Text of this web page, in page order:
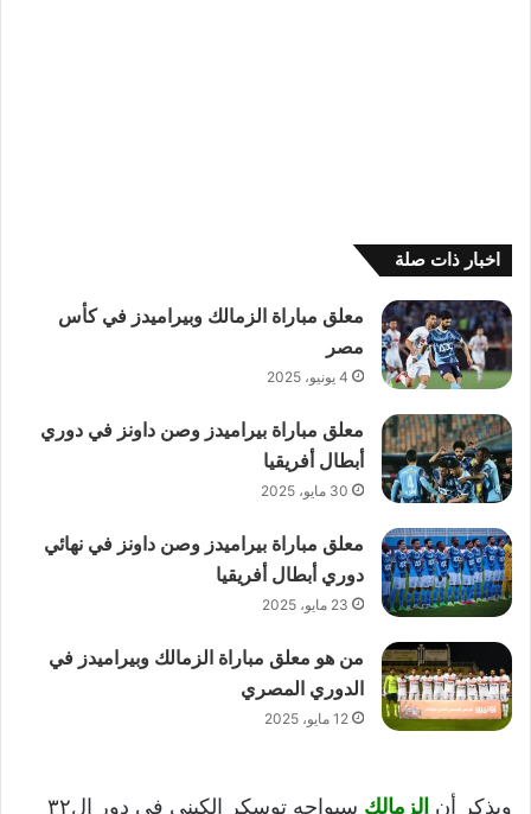
اخبار ذات صلة
معلق مباراة الزمالك وبيراميدز في كأس
مصر
4 يونيو، 2025
معلق مباراة بيراميدز وصن داونز في دوري
أبطال أفريقيا
30 مايو، 2025
معلق مباراة بيراميدز وصن داونز في نهائي
دوري أبطال أفريقيا
23 مايو، 2025
من هو معلق مباراة الزمالك وبيراميدز في
الدوري المصري
12 مايو، 2025
ويذكر أن الزمالك
سيواجه توسكر الكيني في دور ال٣٢